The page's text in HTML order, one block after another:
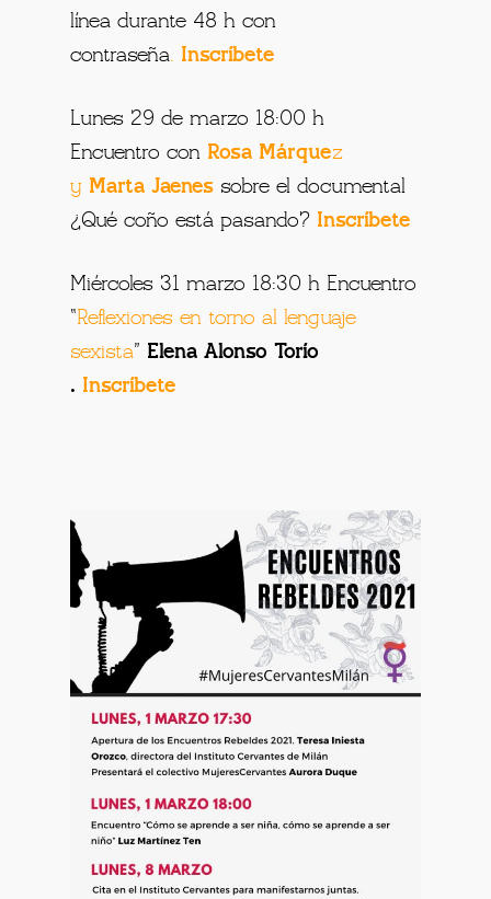
línea durante 48 h con
contraseña. Inscríbete
Lunes 29 de marzo 18:00 h
Encuentro con Rosa Márquez
y Marta Jaenes sobre el documental
¿Qué coño está pasando? Inscríbete
Miércoles 31 marzo 18:30 h Encuentro
“Reflexiones en torno al lenguaje
sexista” Elena Alonso Torío
. Inscríbete